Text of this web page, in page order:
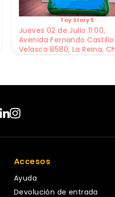
Toy Story 5
Jueves 02 de Julio 11:00,
Avenida Fernando Castillo
Velasco 8580, La Reina,
Accesos
Ayuda
Devolución de entrada